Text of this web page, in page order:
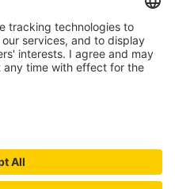
barrierefrei zu gestalten.
derzeit jedoch noch nicht
Barrieren stoßen oder Hilfe
unter service[at]knutzen.de.